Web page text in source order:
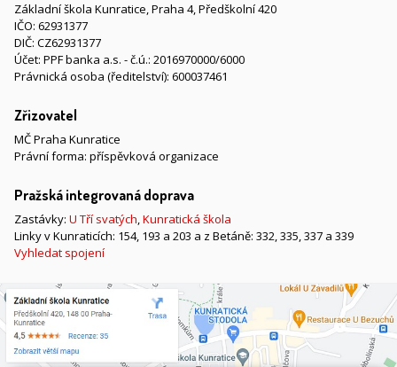
Základní škola Kunratice, Praha 4, Předškolní 420
IČO: 62931377
DIČ: CZ62931377
Účet: PPF banka a.s. - č.ú.: 2016970000/6000
Právnická osoba (ředitelství): 600037461
Zřizovatel
MČ Praha Kunratice
Právní forma: příspěvková organizace
Pražská integrovaná doprava
Zastávky: U Tří svatých,Kunratická škola
Linky v Kunraticích: 154, 193 a 203 a z Betáně: 332, 335, 337 a 339
Vyhledat spojení